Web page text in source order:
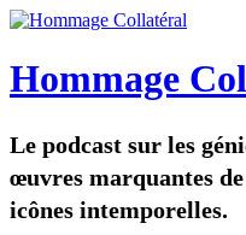
Hommage
Le podcast sur les
œuvres marquantes de
icônes intemporelles.